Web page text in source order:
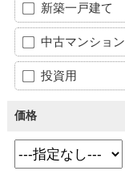
新築一戸建て
中古マンション
投資用
価格